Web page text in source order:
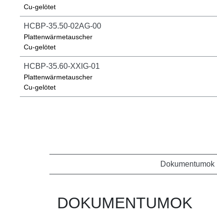
Cu-gelötet
HCBP-35.50-02AG-00
Plattenwärmetauscher
Cu-gelötet
HCBP-35.60-XXIG-01
Plattenwärmetauscher
Cu-gelötet
Dokumentumok
DOKUMENTUMOK